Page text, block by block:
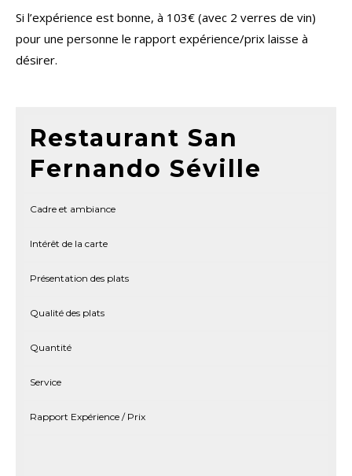
Si l’expérience est bonne, à 103€ (avec 2 verres de vin)
pour une personne le rapport expérience/prix laisse à
désirer.
Restaurant San
Fernando Séville
Cadre et ambiance
Intérêt de la carte
Présentation des plats
Qualité des plats
Quantité
Service
Rapport Expérience / Prix